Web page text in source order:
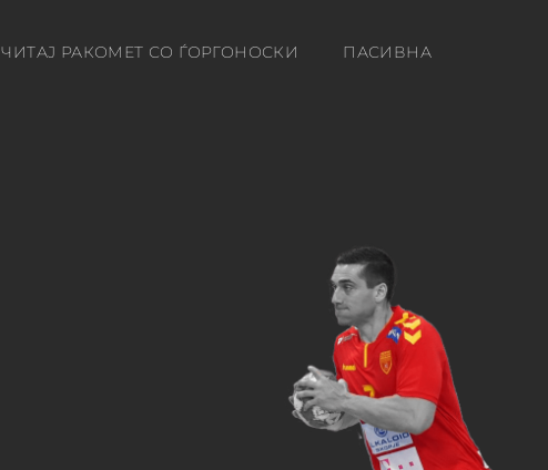
ЧИТАЈ РАКОМЕТ СО ЃОРГОНОСКИ ПАСИВНА